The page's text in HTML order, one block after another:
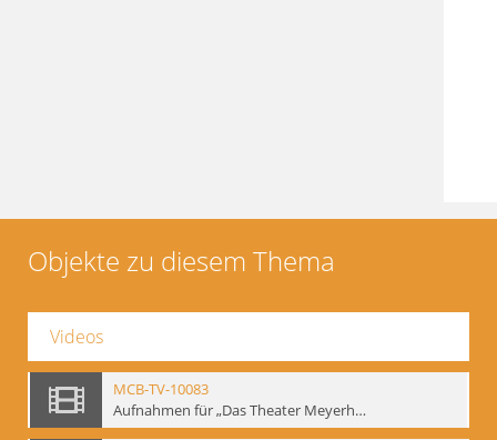
Objekte zu diesem Thema
Videos
MCB-TV-10083
Aufnahmen für „Das Theater Meyerholds und die Biomechanik“ (1). Demonstration der Etüde „Die Ohrfeige“ in verschiedenen Variationen, Ausschnitt 1 - Interne Signatur: BM-vid-1_A1